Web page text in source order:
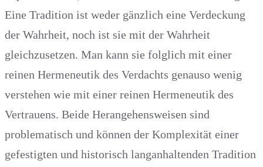
Eine Tradition ist weder gänzlich eine Verdeckung
der Wahrheit, noch ist sie mit der Wahrheit
gleichzusetzen. Man kann sie folglich mit einer
reinen Hermeneutik des Verdachts genauso wenig
verstehen wie mit einer reinen Hermeneutik des
Vertrauens. Beide Herangehensweisen sind
problematisch und können der Komplexität einer
gefestigten und historisch langanhaltenden Tradition